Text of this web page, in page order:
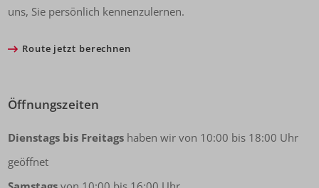
uns, Sie persönlich kennenzulernen.
Route jetzt berechnen
Öffnungszeiten
Dienstags bis Freitags haben wir von 10:00 bis 18:00 Uhr
geöffnet